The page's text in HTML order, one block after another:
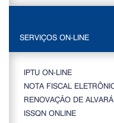
SERVIÇOS ON-LINE
IPTU ON-LINE
NOTA FISCAL
RENOVAÇÃO DE ALVARÁ
ISSQN ONLINE